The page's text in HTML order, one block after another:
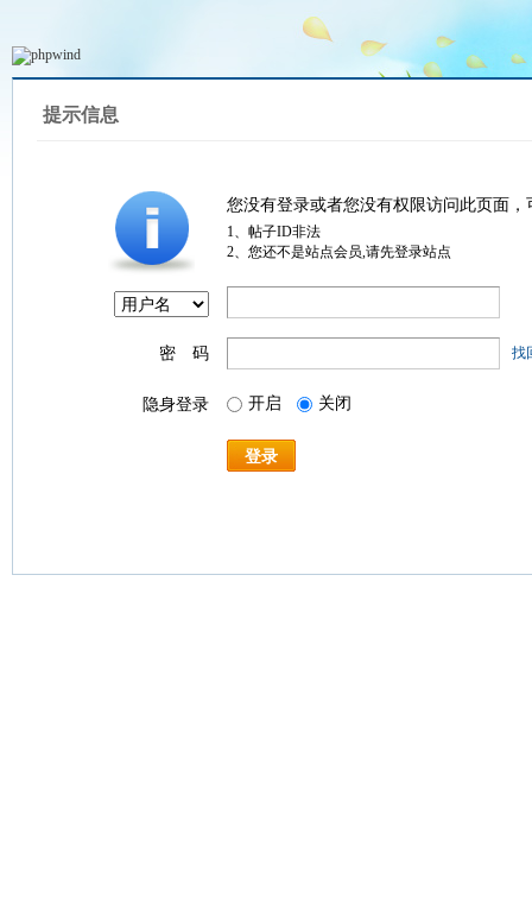
提示信息
您没有登录或者您没有权限访问此页面
1、帖子ID非法
2、您还不是站点会员,请先登录站点
密 码 找
隐身登录 开启 关闭
登录